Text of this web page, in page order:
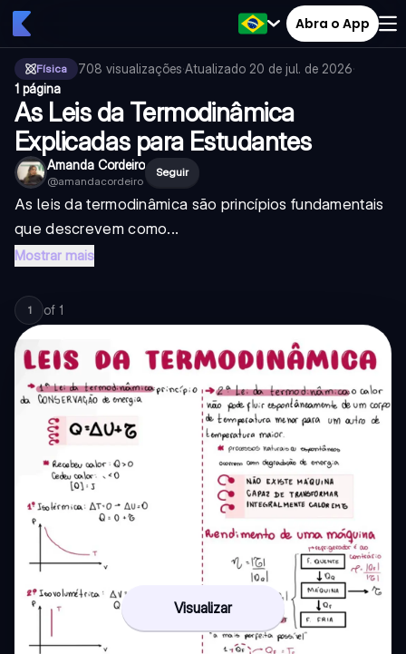
Abra o App
Física 708 visualizações·Atualizado 20 de jul. de 2026·
1 página
As Leis da Termodinâmica
Explicadas para Estudantes
Amanda Cordeiro
@amandacordeiro
Seguir
As leis da termodinâmica são princípios fundamentais
que descrevem como...
Mostrar mais
1 of 1
Visualizar